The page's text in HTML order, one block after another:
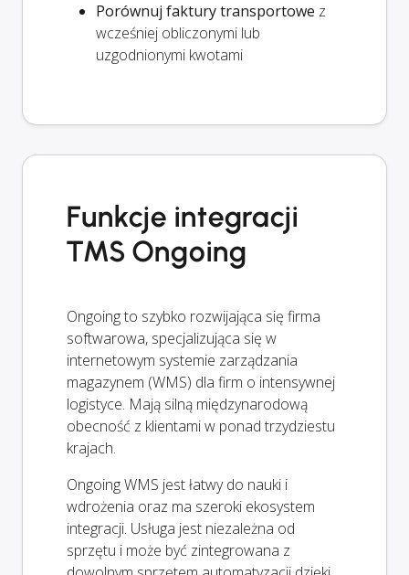
Porównuj faktury transportowe z
wcześniej obliczonymi lub
uzgodnionymi kwotami
Funkcje integracji
TMS Ongoing
Ongoing to szybko rozwijająca się firma
softwarowa, specjalizująca się w
internetowym systemie zarządzania
magazynem (WMS) dla firm o intensywnej
logistyce. Mają silną międzynarodową
obecność z klientami w ponad trzydziestu
krajach.
Ongoing WMS jest łatwy do nauki i
wdrożenia oraz ma szeroki ekosystem
integracji. Usługa jest niezależna od
sprzętu i może być zintegrowana z